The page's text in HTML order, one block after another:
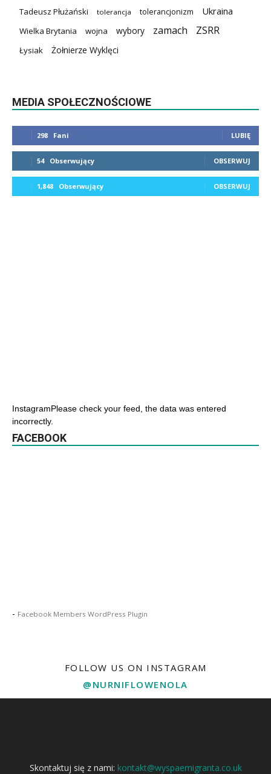
Tadeusz Płużański tolerancja tolerancjonizm Ukraina
Wielka Brytania wojna wybory zamach ZSRR
Łysiak Żołnierze Wyklęci
MEDIA SPOŁECZNOŚCIOWE
298 Fani LUBIĘ
54 Obserwujący OBSERWUJ
1,848 Obserwujący OBSERWUJ
InstagramPlease check your feed, the data was entered
incorrectly.
FACEBOOK
- Facebook Members WordPress Plugin
FOLLOW US ON INSTAGRAM
@NURNIFLOWENOLA
Skontaktuj się z nami: kontakt@wyspaemigranta.co.uk